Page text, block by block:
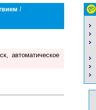
/
автоматическое